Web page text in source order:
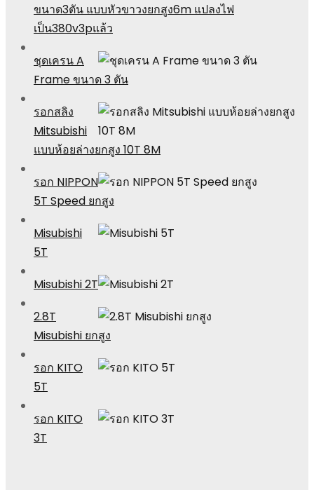
ขนาด3ตัน แบบหัวขาวงยกสูง6m แปลงไฟ
เป็น380v3pแล้ว
ชุดเครน A
Frame ขนาด 3 ตัน
รอกสลิง
Mitsubishi
แบบห้อยล่างยกสูง 10T 8M
รอก NIPPON
5T Speed ยกสูง
Misubishi
5T
Misubishi 2T
2.8T
Misubishi ยกสูง
รอก KITO
5T
รอก KITO
3T